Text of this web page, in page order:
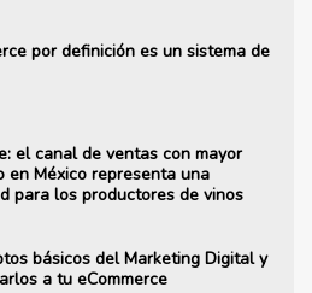
por definición es un sistema de
el canal de ventas con mayor
en México representa una
para los productores de vinos
básicos del Marketing Digital y
a tu eCommerce